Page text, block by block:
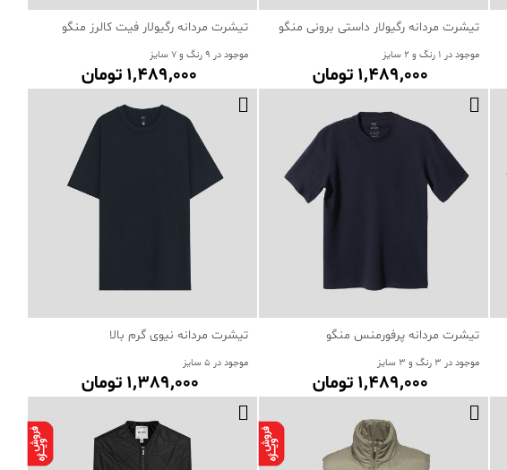
تیشرت مردانه رگیولار داستی برونی منگو
موجود در 1 رنگ و 2 سایز
1٬489٬000 تومان
تیشرت مردانه رگیولار فیت کالرز منگو
موجود در 9 رنگ و 7 سایز
1٬489٬000 تومان
تیشرت مردانه پرفورمنس منگو
موجود در 3 رنگ و 3 سایز
1٬489٬000 تومان
تیشرت مردانه نیوی گرم بالا
موجود در 5 سایز
1٬389٬000 تومان